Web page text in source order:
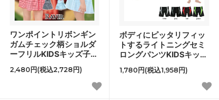
ワンポイントリボンギン
ガムチェック柄ショルダ
ーフリルKIDSキッズ子供
2,480円(税込2,728円)
ボディにピッタリフィッ
トするライトニングセミ
ロングパンツKIDSキッズ
1,780円(税込1,958円)